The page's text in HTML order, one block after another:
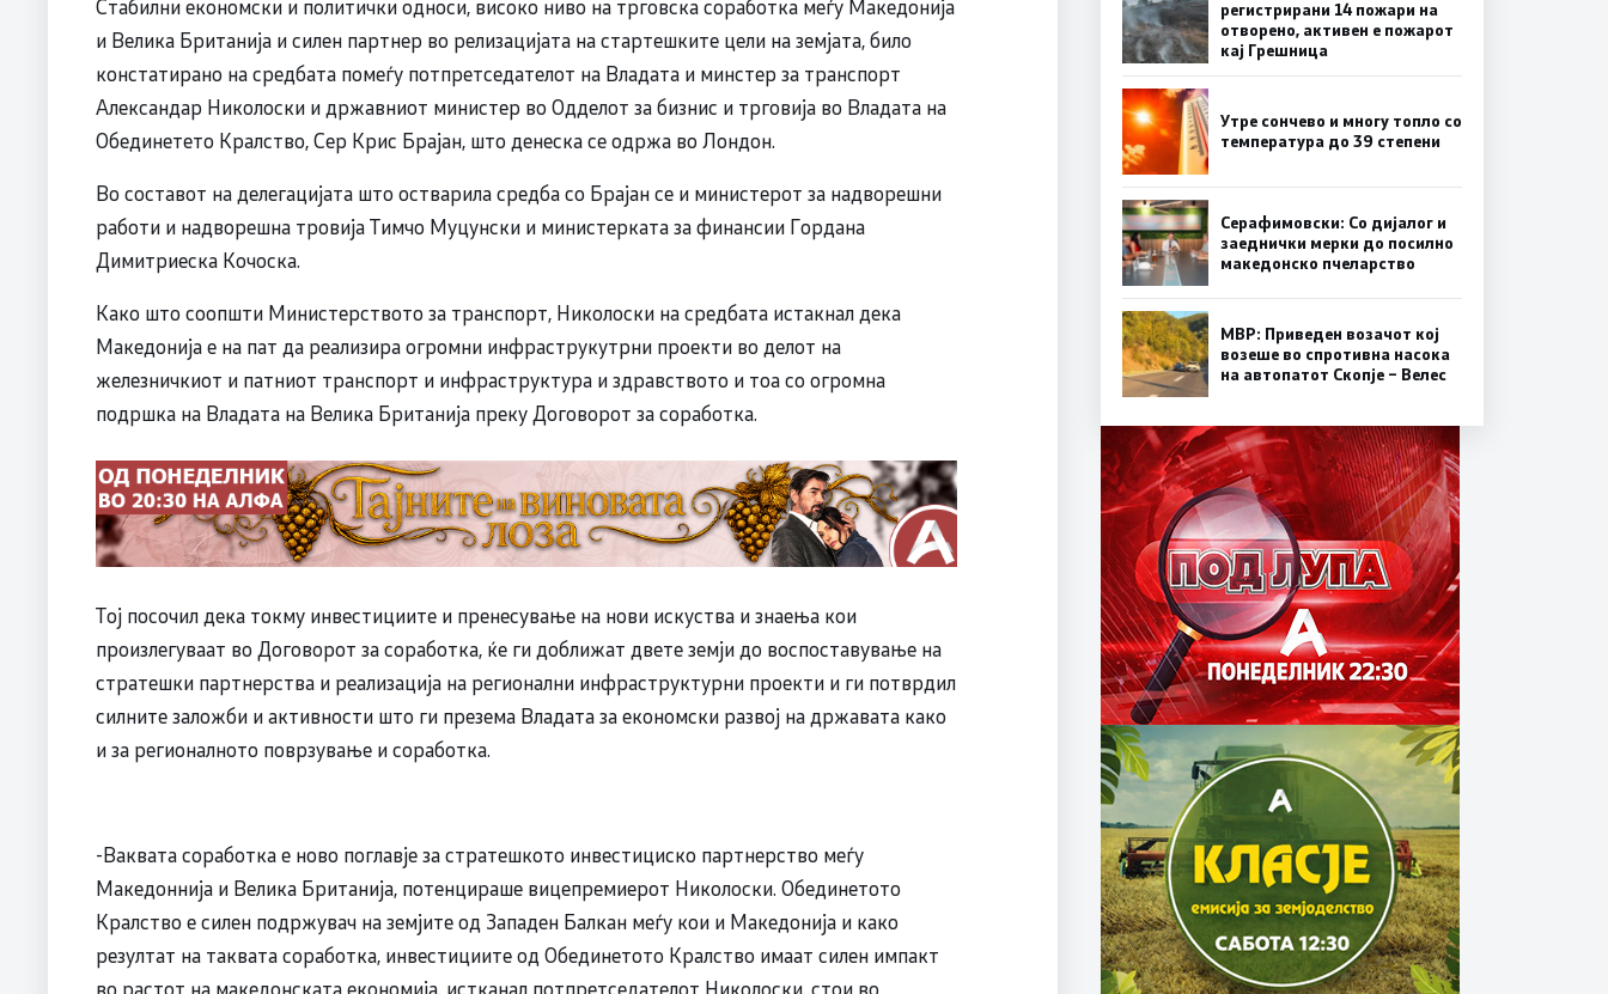
Стабилни економски и политички односи, високо ниво на трговска соработка меѓу Македонија
и Велика Британија и силен партнер во релизацијата на стартешките цели на земјата, било
констатирано на средбата помеѓу потпретседателот на Владата и минстер за транспорт
Александар Николоски и државниот министер во Одделот за бизнис и трговија во Владата на
Обединетето Кралство, Сер Крис Брајан, што денеска се одржа во Лондон.
Во составот на делегацијата што остварила средба со Брајан се и министерот за надворешни
работи и надворешна тровија Тимчо Муцунски и министерката за финансии Гордана
Димитриеска Кочоска.
Како што соопшти Министерството за транспорт, Николоски на средбата истакнал дека
Македонија е на пат да реализира огромни инфраструкутрни проекти во делот на
железничкиот и патниот транспорт и инфраструктура и здравството и тоа со огромна
подршка на Владата на Велика Британија преку Договорот за соработка.
Тој посочил дека токму инвестициите и пренесување на нови искуства и знаења кои
произлегуваат во Договорот за соработка, ќе ги доближат двете земји до воспоставување на
стратешки партнерства и реализација на регионални инфраструктурни проекти и ги потврдил
силните заложби и активности што ги презема Владата за економски развој на државата како
и за регионалното поврзување и соработка.
-Ваквата соработка е ново поглавје за стратешкото инвестициско партнерство меѓу
Македоннија и Велика Британија, потенцираше вицепремиерот Николоски. Обединетото
Кралство е силен подржувач на земјите од Западен Балкан меѓу кои и Македонија и како
резултат на таквата соработка, инвестициите од Обединетото Кралство имаат силен импакт
во растот на македонската економија, истканал потпретседателот Николоски, стои во
регистрирани 14 пожари на
отворено, активен е пожарот
кај Грешница
Утре сончево и многу топло со
температура до 39 степени
Серафимовски: Со дијалог и
заеднички мерки до посилно
македонско пчеларство
МВР: Приведен возачот кој
возеше во спротивна насока
на автопатот Скопје – Велес